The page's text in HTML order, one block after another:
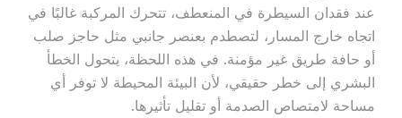
عند فقدان السيطرة في المنعطف، تتحرك المركبة غالبًا في
اتجاه خارج المسار، لتصطدم بعنصر جانبي مثل حاجز صلب
أو حافة طريق غير مؤمنة. في هذه اللحظة، يتحول الخطأ
البشري إلى خطر حقيقي، لأن البيئة المحيطة لا توفر أي
مساحة لامتصاص الصدمة أو تقليل تأثيرها.